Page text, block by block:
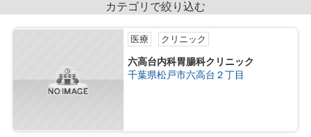
カテゴリで絞り込む
医療 クリニック
六高台内科胃腸科クリニック
千葉県松戸市六高台２丁目